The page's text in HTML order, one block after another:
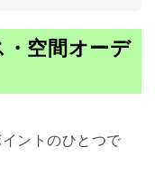
空間オーデ
ントのひとつで